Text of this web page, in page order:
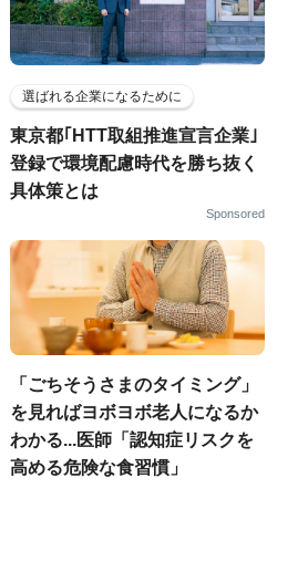
選ばれる企業になるために
東京都｢HTT取組推進宣言企業｣
登録で環境配慮時代を勝ち抜く
具体策とは
Sponsored
「ごちそうさまのタイミング」
を見ればヨボヨボ老人になるか
わかる...医師「認知症リスクを
高める危険な食習慣」